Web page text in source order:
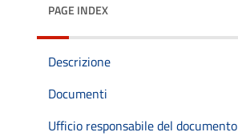
PAGE INDEX
Descrizione
Documenti
Ufficio responsabile del documento